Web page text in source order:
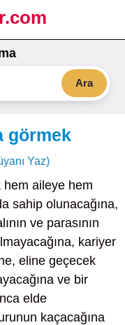
Ara
görmek
Yaz)
hem aileye hem
sahip olunacağına,
ve parasının
kariyer
eline geçecek
ve bir
elde
kaçacağına